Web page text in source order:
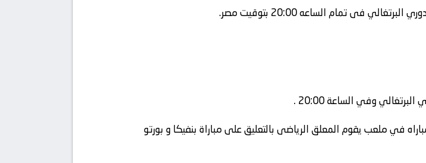
وفي الساعة 20:00 .
في ملعب يقوم المعلق الرياضى بالتعليق على مباراة بنفيكا و بورتو